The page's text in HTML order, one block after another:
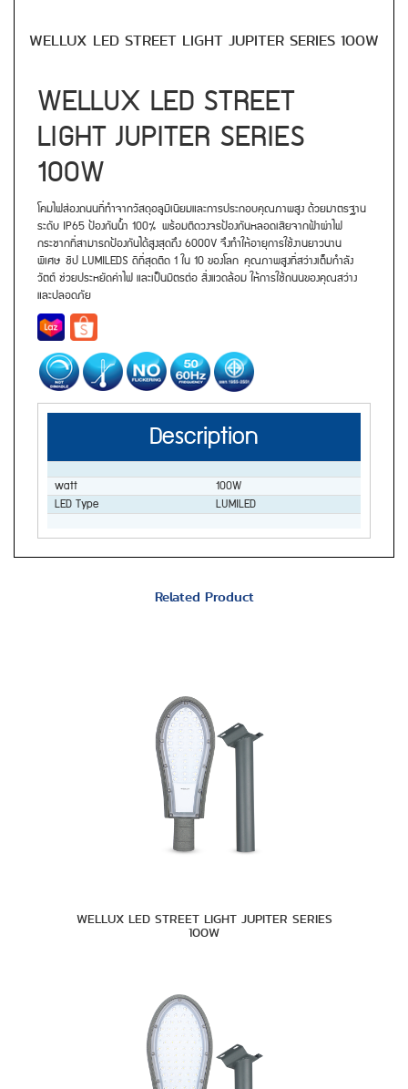
WELLUX LED STREET LIGHT JUPITER SERIES 100W
WELLUX LED STREET
LIGHT JUPITER SERIES
100W
โคมไฟส่องถนนที่ทำจากวัสดุอลูมิเนียมและการประกอบคุณภาพสูง ด้วยมาตรฐาน
ระดับ IP65 ป้องกันน้ำ 100% พร้อมติดวงจรป้องกันหลอดเสียจากฟ้าผ่าไฟ
กระชากที่สามารถป้องกันได้สูงสุดถึง 6000V จึงทำให้อายุการใช้งานยาวนาน
พิเศษ ชิป LUMILEDS ดีที่สุดติด 1 ใน 10 ของโลก คุณภาพสูงที่สว่างเต็มกำลัง
วัตต์ ช่วยประหยัดค่าไฟ และเป็นมิตรต่อ สิ่งแวดล้อม ให้การใช้ถนนของคุณสว่าง
และปลอดภัย
Description
watt
100W
LED Type
LUMILED
Related Product
WELLUX LED STREET LIGHT JUPITER SERIES
100W